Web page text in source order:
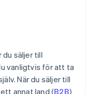
du säljer till
vanligtvis för att ta
När du säljer till
annat land (B2B)